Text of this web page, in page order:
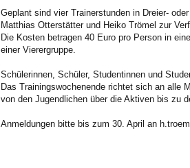
Geplant sind vier Trainerstunden in Dreier-
Matthias Otterstätter und Heiko Trömel zur
Die Kosten betragen 40 Euro pro Person in
einer Vierergruppe.
Schülerinnen, Schüler, Studentinnen und
Das Trainingswochenende richtet sich an alle
von den Jugendlichen über die Aktiven bis zu
Anmeldungen bitte bis zum 30. April an